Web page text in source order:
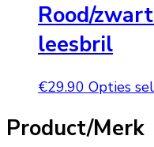
Rood/
leesbril
€29.90 Opties
Product/Merk